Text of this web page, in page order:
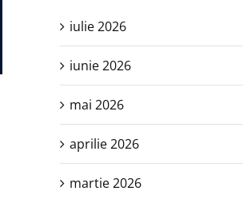
iulie 2026
iunie 2026
mai 2026
aprilie 2026
martie 2026